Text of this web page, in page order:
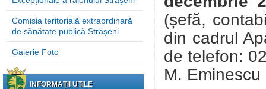
Comisia teritorială extraordinară
de sănătate publică Strășeni
Galerie Foto
INFORMAȚII UTILE
(șefă,
din cadrul
de telefon:
M. Eminescu